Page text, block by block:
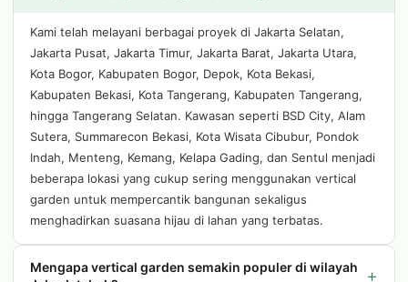
Kami telah melayani berbagai proyek di Jakarta Selatan,
Jakarta Pusat, Jakarta Timur, Jakarta Barat, Jakarta Utara,
Kota Bogor, Kabupaten Bogor, Depok, Kota Bekasi,
Kabupaten Bekasi, Kota Tangerang, Kabupaten Tangerang,
hingga Tangerang Selatan. Kawasan seperti BSD City, Alam
Sutera, Summarecon Bekasi, Kota Wisata Cibubur, Pondok
Indah, Menteng, Kemang, Kelapa Gading, dan Sentul menjadi
beberapa lokasi yang cukup sering menggunakan vertical
garden untuk mempercantik bangunan sekaligus
menghadirkan suasana hijau di lahan yang terbatas.
Mengapa vertical garden semakin populer di wilayah
+